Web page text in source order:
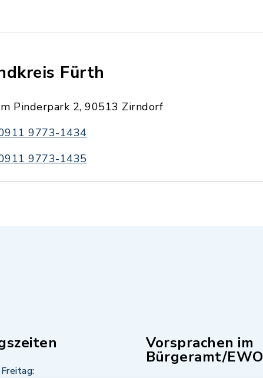
Fürth
Pinderpark 2, 90513 Zirndorf
9773-1434
9773-1435
Vorsprachen im
Bürgeramt/EWO